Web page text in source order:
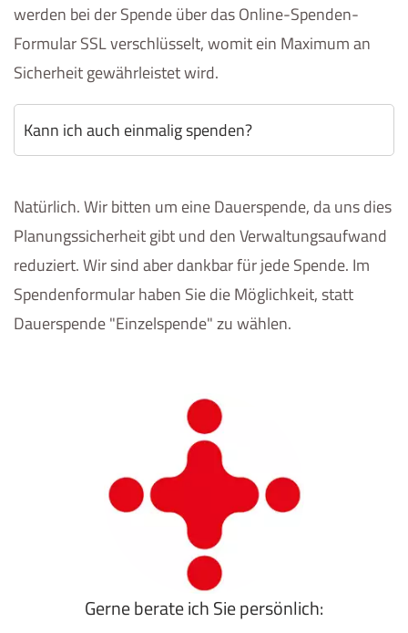
werden bei der Spende über das Online-Spenden-
Formular SSL verschlüsselt, womit ein Maximum an
Sicherheit gewährleistet wird.
Kann ich auch einmalig spenden?
Natürlich. Wir bitten um eine Dauerspende, da uns dies
Planungssicherheit gibt und den Verwaltungsaufwand
reduziert. Wir sind aber dankbar für jede Spende. Im
Spendenformular haben Sie die Möglichkeit, statt
Dauerspende "Einzelspende" zu wählen.
Gerne berate ich Sie persönlich: